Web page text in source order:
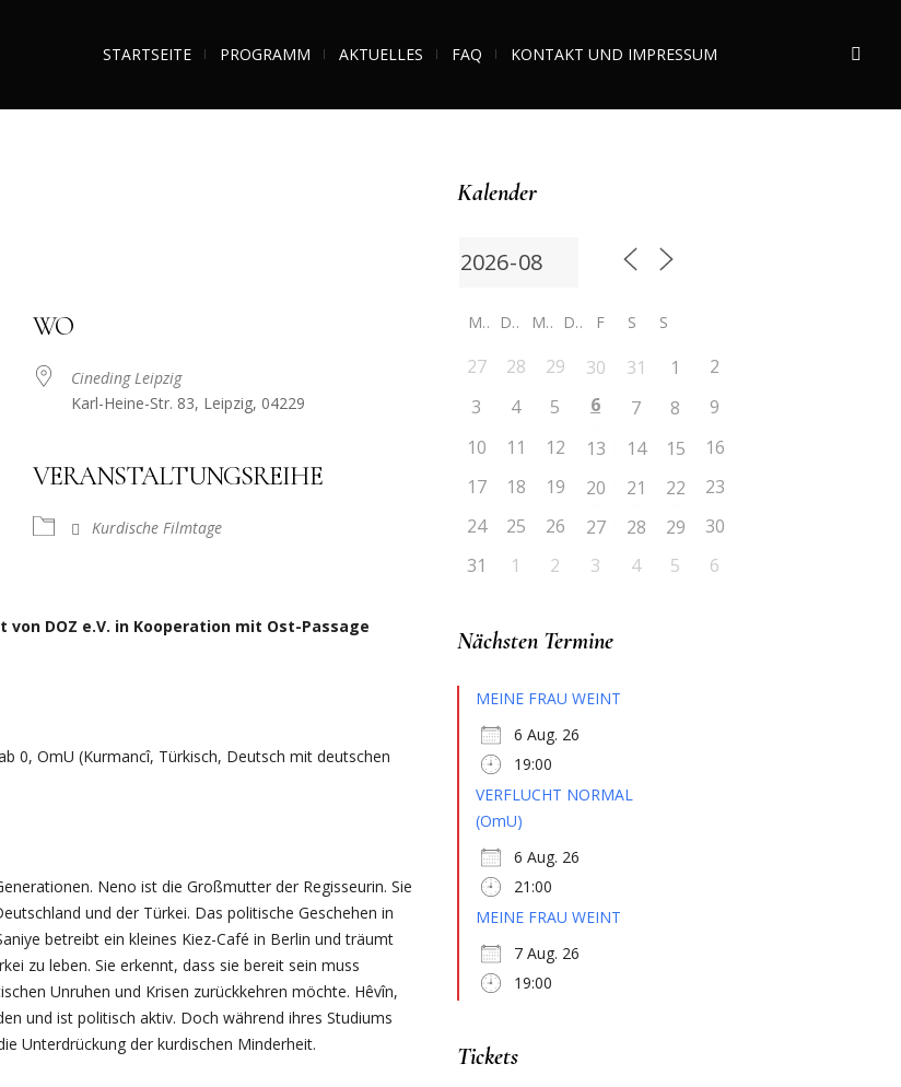
STARTSEITE PROGRAMM AKTUELLES FAQ KONTAKT UND IMPRESSUM
WO
Cineding Leipzig
Karl-Heine-Str. 83, Leipzig, 04229
VERANSTALTUNGSREIHE
Kurdische Filmtage
DOZ e.V. in Kooperation mit Ost-Passage
0, OmU (Kurmancî, Türkisch, Deutsch mit deutschen
Neno ist die Großmutter der Regisseurin. Sie
und der Türkei. Das politische Geschehen in
betreibt ein kleines Kiez-Café in Berlin und träumt
zu leben. Sie erkennt, dass sie bereit sein muss
Unruhen und Krisen zurückkehren möchte. Hêvîn,
und ist politisch aktiv. Doch während ihres Studiums
Unterdrückung der kurdischen Minderheit.
Kalender
M D M D F S S
27 28 29 30 31 1
2
3
4 5 6 7 8
9
10
11 12 13 14 15
16
17
18 19 20 21 22
23
24
25 26 27 28 29
30
31
1 2 3 4 5 6
Nächsten Termine
MEINE FRAU WEINT
6 Aug. 26
19:00
VERFLUCHT NORMAL
(OmU)
6 Aug. 26
21:00
MEINE FRAU WEINT
7 Aug. 26
19:00
Tickets